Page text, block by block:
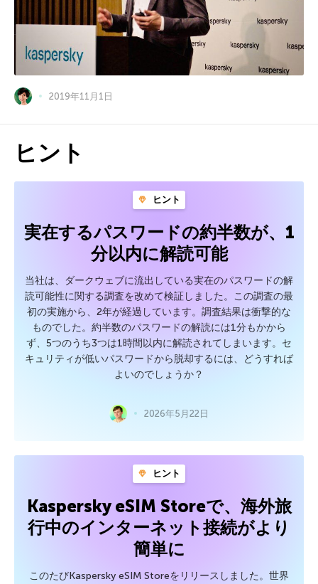
2019年11月1日
ヒント
ヒント
実在するパスワードの約半数が、1
分以内に解読可能
当社は、ダークウェブに流出している実在のパスワードの解
読可能性に関する調査を改めて検証しました。この調査の最
初の実施から、2年が経過しています。調査結果は衝撃的な
ものでした。約半数のパスワードの解読には1分もかから
ず、5つのうち3つは1時間以内に解読されてしまいます。セ
キュリティが低いパスワードから脱却するには、どうすれば
よいのでしょうか？
2026年5月22日
ヒント
Kaspersky eSIM Storeで、海外旅
行中のインターネット接続がより
簡単に
このたびKaspersky eSIM Storeをリリースしました。世界